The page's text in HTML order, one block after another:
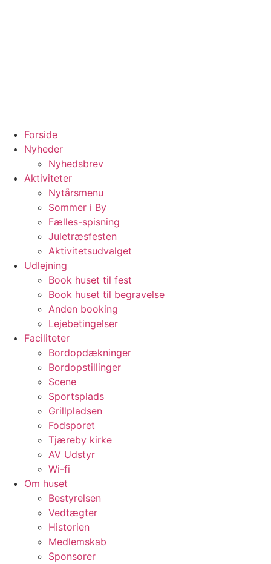
Forside
Nyheder
Nyhedsbrev
Aktiviteter
Nytårsmenu
Sommer i By
Fælles-spisning
Juletræsfesten
Aktivitetsudvalget
Udlejning
Book huset til fest
Book huset til begravelse
Anden booking
Lejebetingelser
Faciliteter
Bordopdækninger
Bordopstillinger
Scene
Sportsplads
Grillpladsen
Fodsporet
Tjæreby kirke
AV Udstyr
Wi-fi
Om huset
Bestyrelsen
Vedtægter
Historien
Medlemskab
Sponsorer